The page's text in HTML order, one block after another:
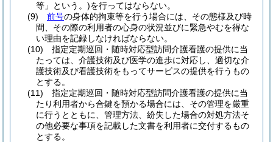
等」という。)を行ってはならない。
(9)
前号の身体的拘束等を行う場合には、その態様及び時
間、その際の利用者の心身の状況並びに緊急やむを得な
い理由を記録しなければならない。
(10)
指定定期巡回・随時対応型訪問介護看護の提供に当
たっては、介護技術及び医学の進歩に対応し、適切な介
護技術及び看護技術をもってサービスの提供を行うもの
とする。
(11)
指定定期巡回・随時対応型訪問介護看護の提供に当
たり利用者から合鍵を預かる場合には、その管理を厳重
に行うとともに、管理方法、紛失した場合の対処方法そ
の他必要な事項を記載した文書を利用者に交付するもの
とする。